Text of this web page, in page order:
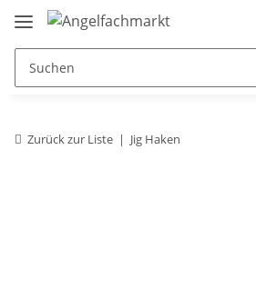
Zurück zur Liste Jig Haken